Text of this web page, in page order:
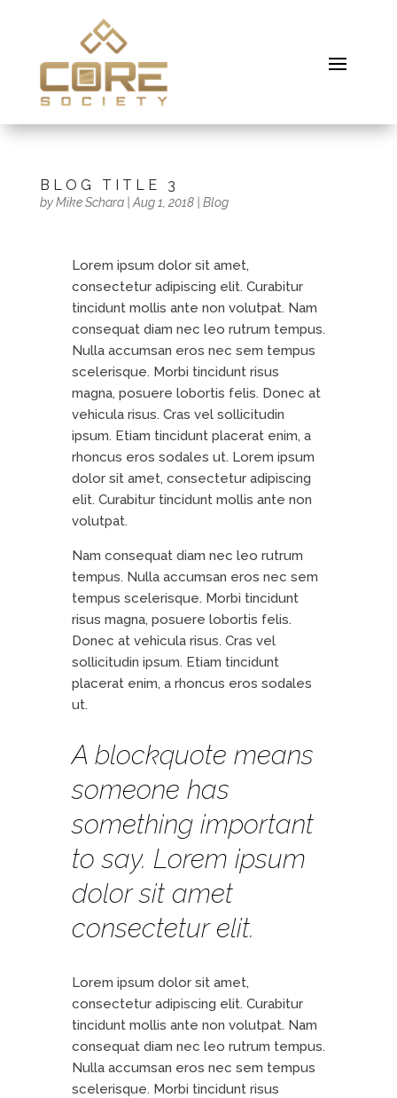
BLOG TITLE 3
byMike Schara| Aug 1, 2018| Blog
Lorem ipsum dolor sit amet,
consectetur adipiscing elit. Curabitur
tincidunt mollis ante non volutpat. Nam
consequat diam nec leo rutrum tempus.
Nulla accumsan eros nec sem tempus
scelerisque. Morbi tincidunt risus
magna, posuere lobortis felis. Donec at
vehicula risus. Cras vel sollicitudin
ipsum. Etiam tincidunt placerat enim, a
rhoncus eros sodales ut. Lorem ipsum
dolor sit amet, consectetur adipiscing
elit. Curabitur tincidunt mollis ante non
volutpat.
Nam consequat diam nec leo rutrum
tempus. Nulla accumsan eros nec sem
tempus scelerisque. Morbi tincidunt
risus magna, posuere lobortis felis.
Donec at vehicula risus. Cras vel
sollicitudin ipsum. Etiam tincidunt
placerat enim, a rhoncus eros sodales
ut.
A blockquote means
someone has
something important
to say. Lorem ipsum
dolor sit amet
consectetur elit.
Lorem ipsum dolor sit amet,
consectetur adipiscing elit. Curabitur
tincidunt mollis ante non volutpat. Nam
consequat diam nec leo rutrum tempus.
Nulla accumsan eros nec sem tempus
scelerisque. Morbi tincidunt risus